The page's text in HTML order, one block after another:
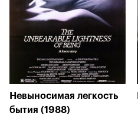
Невыносимая легкость
бытия (1988)